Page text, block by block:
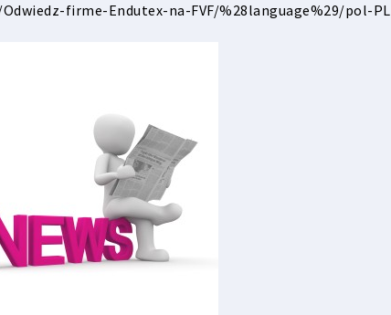
firme-Endutex-na-FVF/%28language%29/pol-PL